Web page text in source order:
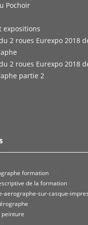
Pochoir
expositions
2 roues Eurexpo 2018
2 roues Eurexpo 2018
partie 2
formation
de la formation
aerographe-sur-casque-
peinture